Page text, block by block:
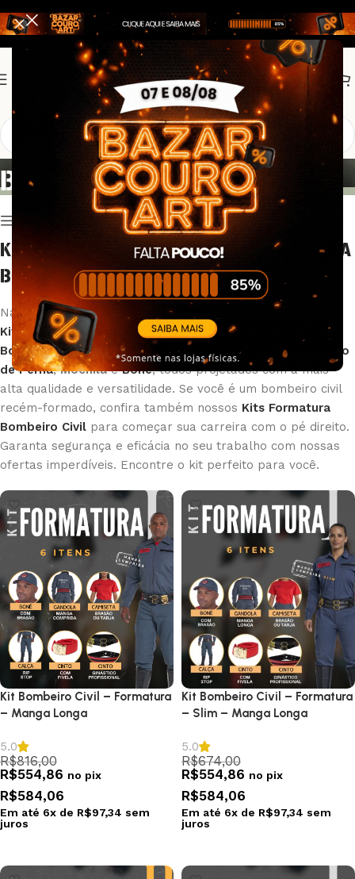
KITS PROMOCIONAIS
BOMBEIRO CIVIL
KITS COMPLETOS E KITS FORMATURA PARA
BOMBEIRO CIVIL NA COURO ART
NaCouro Art Brasil
, oferecemos uma ampla seleção de
Kits Promocionais Bombeiro Civil, compostos por
Calça
Bombeiro, Camiseta Bombeiro , Gandola Bombeiro
Bolsão
de Perna,MochilaeBoné, todos projetados com a mais
alta qualidade e versatilidade. Se você é um bombeiro civil
recém-formado, confira também nossos Kits Formatura
Bombeiro Civil para começar sua carreira com o pé direito.
Garanta segurança e eficácia no seu trabalho com nossas
ofertas imperdíveis. Encontre o kit perfeito para você.
Kit Bombeiro Civil – Formatura
– Manga Longa
5.0
R$816,00
R$554,86 no pix
R$584,06
Em até 6x de R$97,34 sem
juros
Kit Bombeiro Civil – Formatura
– Slim – Manga Longa
5.0
R$674,00
R$554,86 no pix
R$584,06
Em até 6x de R$97,34 sem
juros